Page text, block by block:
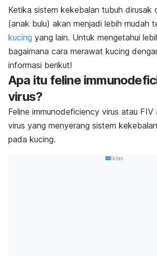
Ketika sistem kekebalan tubuh dirusak
(anak bulu) akan menjadi lebih mudah
kucing yang lain. Untuk mengetahui
bagaimana cara merawat kucing
informasi berikut!
Apa itu feline
virus?
Feline immunodeficiency virus atau FIV
virus yang menyerang sistem
pada kucing.
Iklan